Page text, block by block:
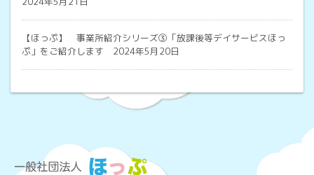
【ほっぷ】
事業所紹介シリーズ③「放課後等デイサービスほっ
ぷ」をご紹介します 2024年5月20日